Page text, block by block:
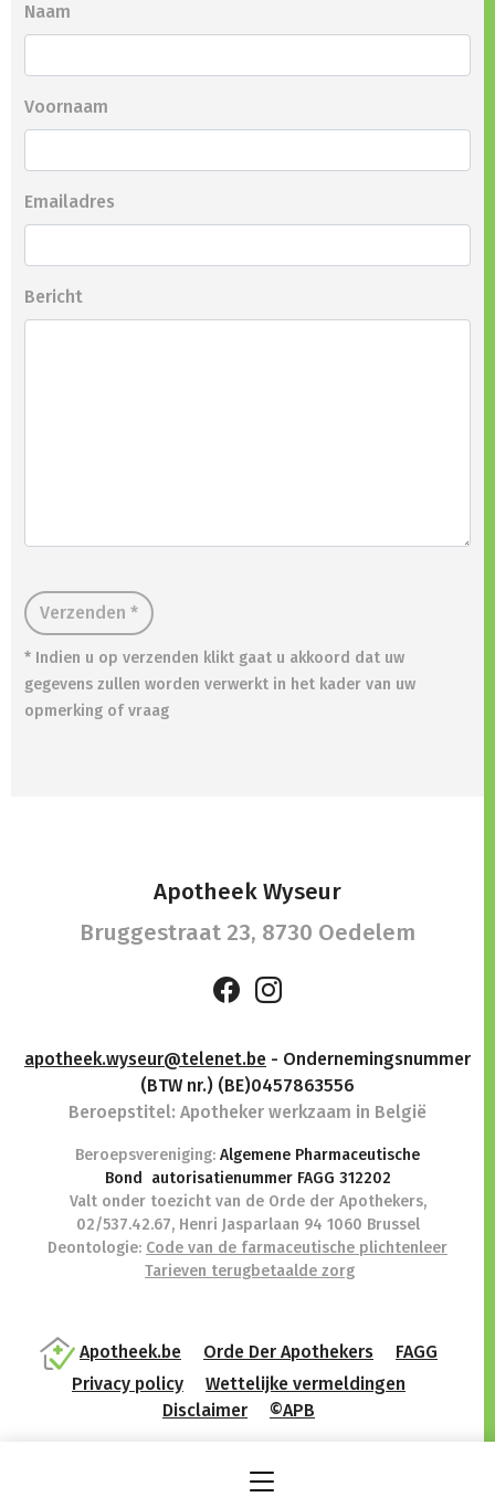
Naam
Voornaam
Emailadres
Bericht
Verzenden *
* Indien u op verzenden klikt gaat u akkoord dat uw
gegevens zullen worden verwerkt in het kader van uw
opmerking of vraag
Apotheek Wyseur
Bruggestraat 23, 8730 Oedelem
apotheek.wyseur@telenet.be - Ondernemingsnummer
(BTW nr.) (BE)0457863556
Beroepstitel: Apotheker werkzaam in België
Beroepsvereniging: Algemene Pharmaceutische
Bond
autorisatienummer FAGG 312202
Valt onder toezicht van de Orde der Apothekers,
02/537.42.67, Henri Jasparlaan 94 1060 Brussel
Deontologie: Code van de farmaceutische plichtenleer
Tarieven terugbetaalde zorg
Apotheek.be Orde Der Apothekers
FAGG
Privacy policy
Wettelijke vermeldingen
Disclaimer
©APB